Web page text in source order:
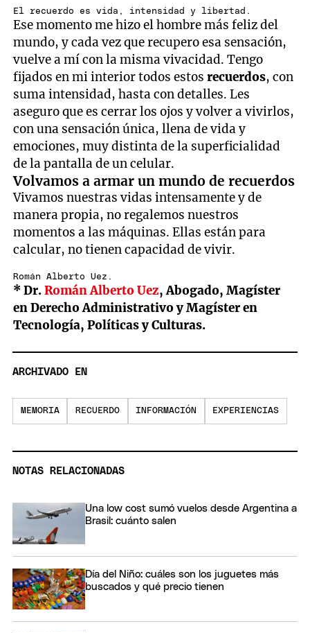
El recuerdo es vida, intensidad y libertad.
Ese momento me hizo el hombre más feliz del
mundo, y cada vez que recupero esa sensación,
vuelve a mí con la misma vivacidad. Tengo
fijados en mi interior todos estosrecuerdos, con
suma intensidad, hasta con detalles. Les
aseguro que es cerrar los ojos y volver a vivirlos,
con una sensación única, llena de vida y
emociones, muy distinta de la superficialidad
de la pantalla de un celular.
Volvamos a armar un mundo de recuerdos
Vivamos nuestras vidas intensamente y de
manera propia, no regalemos nuestros
momentos a las máquinas. Ellas están para
calcular, no tienen capacidad de vivir.
Román Alberto Uez.
* Dr.Román Alberto Uez, Abogado, Magíster
en Derecho Administrativo y Magíster en
Tecnología, Políticas y Culturas.
ARCHIVADO EN
MEMORIA RECUERDO INFORMACIÓN EXPERIENCIAS
NOTAS RELACIONADAS
Una low cost sumó vuelos desde Argentina a
Brasil: cuánto salen
Día del Niño: cuáles son los juguetes más
buscados y qué precio tienen